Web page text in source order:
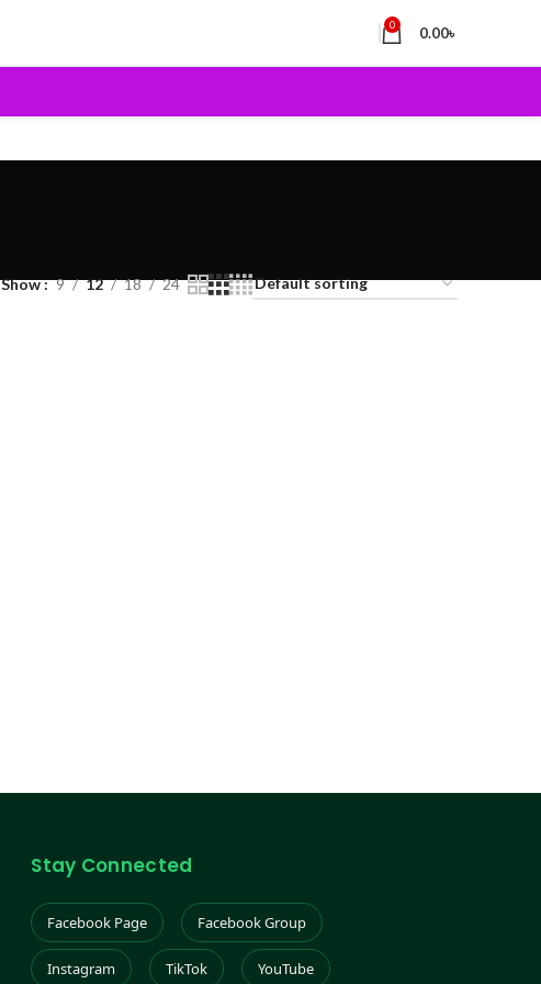
0 0.00৳
Show 9 12 18 24
Stay Connected
Facebook Page Facebook Group
Instagram TikTok YouTube